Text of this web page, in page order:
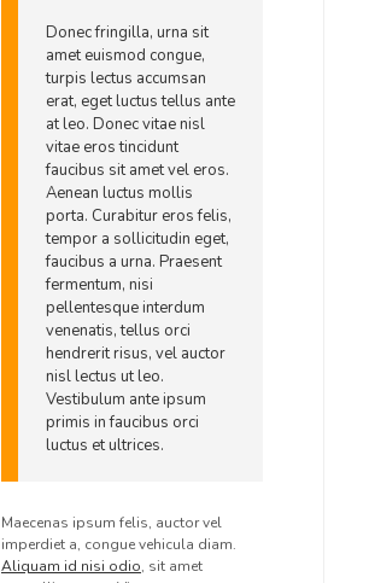
Donec fringilla, urna sit
amet euismod congue,
turpis lectus accumsan
erat, eget luctus tellus ante
at leo. Donec vitae nisl
vitae eros tincidunt
faucibus sit amet vel eros.
Aenean luctus mollis
porta. Curabitur eros felis,
tempor a sollicitudin eget,
faucibus a urna. Praesent
fermentum, nisi
pellentesque interdum
venenatis, tellus orci
hendrerit risus, vel auctor
nisl lectus ut leo.
Vestibulum ante ipsum
primis in faucibus orci
luctus et ultrices.
Maecenas ipsum felis, auctor vel
imperdiet a, congue vehicula diam.
Aliquam id nisi odio, sit amet